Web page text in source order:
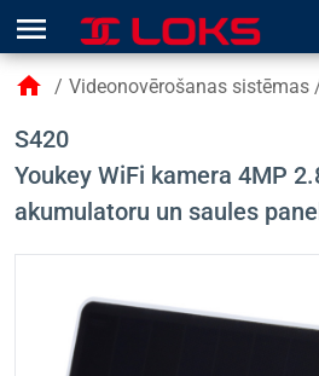
menu
home / Videonovērošanas sistēmas
S420
Youkey WiFi kamera 4MP
akumulatoru un saules